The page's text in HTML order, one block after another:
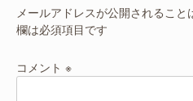
ー
シ
ョ
ン
メールアドレスが公開されること
欄は必須項目です
コメント ※